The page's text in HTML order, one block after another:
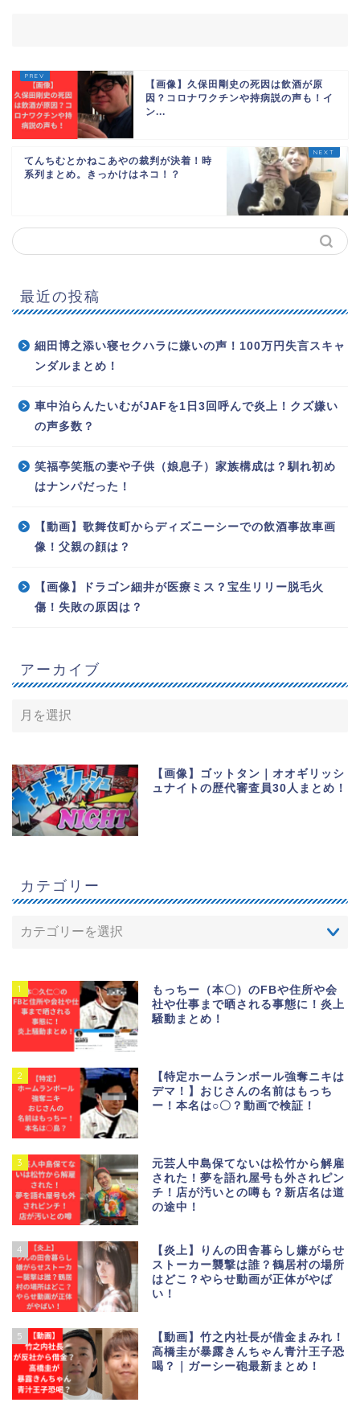
【画像】久保田剛史の死因は飲酒が原
因？コロナワクチンや持病説の声も！イ
ン...
てんちむとかねこあやの裁判が決着！時
系列まとめ。きっかけはネコ！？
最近の投稿
細田博之添い寝セクハラに嫌いの声！100万円失言スキャ
ンダルまとめ！
車中泊らんたいむがJAFを1日3回呼んで炎上！クズ嫌い
の声多数？
笑福亭笑瓶の妻や子供（娘息子）家族構成は？馴れ初め
はナンパだった！
【動画】歌舞伎町からディズニーシーでの飲酒事故車画
像！父親の顔は？
【画像】ドラゴン細井が医療ミス？宝生リリー脱毛火
傷！失敗の原因は？
アーカイブ
【画像】ゴットタン｜オオギリッシ
ュナイトの歴代審査員30人まとめ！
カテゴリー
1
もっちー（本〇）のFBや住所や会
社や仕事まで晒される事態に！炎上
騒動まとめ！
2
【特定ホームランボール強奪ニキは
デマ！】おじさんの名前はもっち
ー！本名は○〇？動画で検証！
3
元芸人中島保てないは松竹から解雇
された！夢を語れ屋号も外されピン
チ！店が汚いとの噂も？新店名は道
の途中！
4
【炎上】りんの田舎暮らし嫌がらせ
ストーカー襲撃は誰？鶴居村の場所
はどこ？やらせ動画が正体がやば
い！
5
【動画】竹之内社長が借金まみれ！
高橋圭が暴露きんちゃん青汁王子恐
喝？｜ガーシー砲最新まとめ！